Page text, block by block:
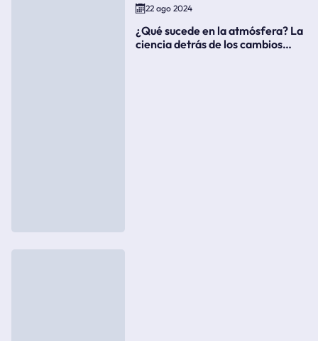
22 ago 2024
¿Qué sucede en la atmósfera? La
ciencia detrás de los cambios